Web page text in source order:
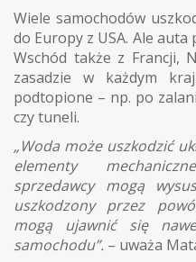
Wiele samochodów
do Europy z USA. Ale
Wschód także z Francji,
zasadzie w każdym
podtopione – np. po
czy tuneli.
„Woda może uszkodzić
elementy
sprzedawcy mogą
uszkodzony przez
mogą ujawnić się
samochodu”. – uważa